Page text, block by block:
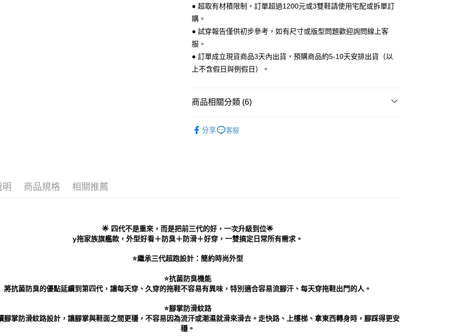
相關說明
【關於「AFTEE先享後付」】
AFTEE先享後付是「在收到商品之後才付款」的支付方式。 讓您購物簡單
便利好安心！
１．簡單：不需註冊會員、不需綁卡、不需儲值。
３．安心：先確認商品／服務後，再付款。
２．訂單成立數日內，您將收到繳費通知簡訊。
※ 請注意：結帳手續完成當下不需立刻繳費，但若您需要取消訂單，請聯
２．關於個人資料處理事宜，請瀏覽以下網址：
https://aftee.tw/terms/#terms3
「AFTEE先享後付」，若未經同意申辦者引起之損失，本公司不負相關責
４．使用「AFTEE先享後付」時，將依據個別帳號之用戶狀況，依本公司
即時審查核予不同之上限額度；若仍有額度不足之情形，本公司將視審查
５．嚴禁一人註冊多個帳號或使用他人資訊註冊。若發現惡意使用之情
形，恩沛科技股份有限公司將有權停止該用戶之使用額度並採取法律行
動。
ATM付款
運送方式
全家 取貨付款
付款後 全家取貨
海外宅配
● 超取有材積限制，訂單超過1200元或3雙鞋請使用宅配或拆單訂
購。
● 試穿報告僅供初步參考，如有尺寸或版型問題歡迎詢問線上客
服。
● 訂單成立現貨商品3天內出貨，預購商品約5-10天安排出貨（以
上不含假日與例假日）。
商品相關分類 (6)
分享 客服
明 商品規格 相關推薦
🌟 四代不是重來，而是把前三代的好，一次升級到位🌟
y拖家族旗艦款，外型好看＋防臭＋防滑＋好穿，一雙搞定日常所有需求。
⭐️繼承三代超跑設計：簡約時尚外型
⭐️抗菌防臭機能
將抗菌防臭的優點延續到第四代，讓每天穿、久穿的拖鞋不容易有異味，特別適合容易流腳汗、每天穿拖鞋出門的人。
⭐️腳掌防滑紋路
腳掌防滑紋路設計，讓腳掌與鞋面之間更穩，不容易因為流汗或潮濕就滑來滑去。走快路、上樓梯、拿東西轉身時，腳踩得更安
穩。